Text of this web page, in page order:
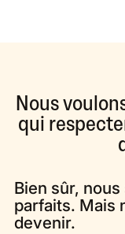
Nous
qui
Bien sûr,
parfaits. Mais
devenir.